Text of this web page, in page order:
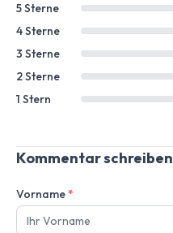
5 Sterne
4 Sterne
3 Sterne
2 Sterne
1 Stern
Kommentar schreiben
Vorname*